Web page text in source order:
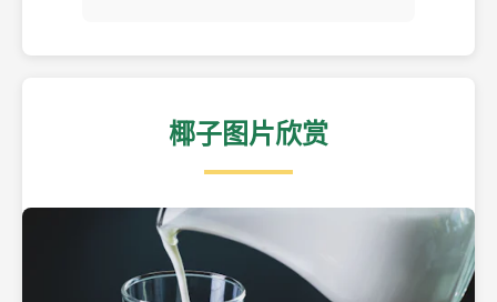
椰子图片欣赏